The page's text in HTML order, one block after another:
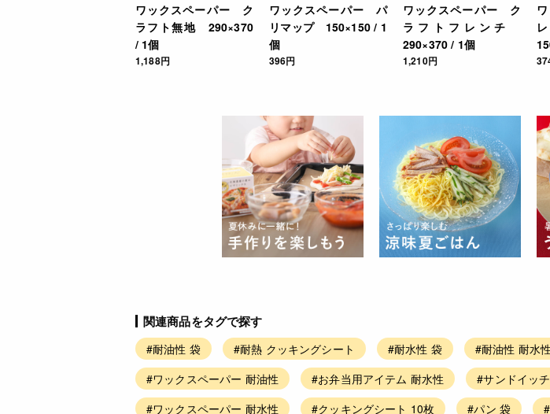
ワックスペーパー ク
ラフト無地 290×370
/ 1個
1,188円
ワックスペーパー パ
リマップ 150×150 / 1
個
396円
ワックスペーパー ク
ラフトフレンチ
290×370 / 1個
1,210円
関連商品をタグで探す
#耐油性 袋 #耐熱 クッキングシート #耐水性 袋 #耐油性 耐水性
#ワックスペーパー 耐油性
#お弁当用アイテム 耐水性 #サンドイッ
#ワックスペーパー 耐水性
#クッキングシート 10枚 #パン 袋